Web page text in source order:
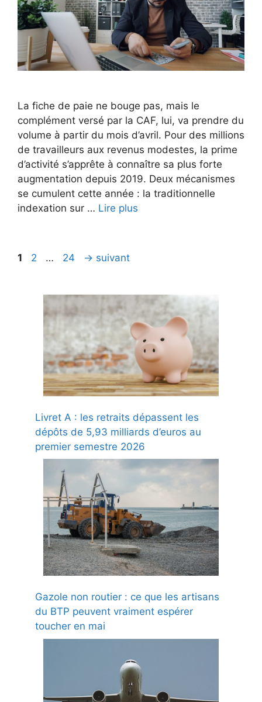
La fiche de paie ne bouge pas, mais le
complément versé par la CAF, lui, va prendre du
volume à partir du mois d’avril. Pour des millions
de travailleurs aux revenus modestes, la prime
d’activité s’apprête à connaître sa plus forte
augmentation depuis 2019. Deux mécanismes
se cumulent cette année : la traditionnelle
indexation sur … Lire plus
Page
1 Page
2 … Page
24 → suivant
Livret A : les retraits dépassent les
dépôts de 5,93 milliards d’euros au
premier semestre 2026
Gazole non routier : ce que les artisans
du BTP peuvent vraiment espérer
toucher en mai